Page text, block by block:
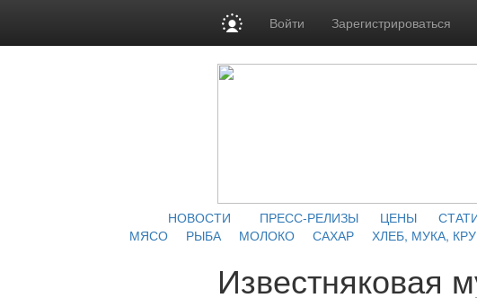
Войти Зарегистрироваться
НОВОСТИ ПРЕСС-РЕЛИЗЫ ЦЕНЫ
МЯСО
РЫБА МОЛОКО САХАР ХЛЕБ, МУКА,
Известняковая